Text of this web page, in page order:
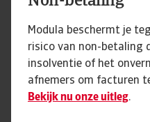
Modula beschermt je
risico van non-betaling
insolventie of het
afnemers om facturen
Bekijk nu onze uitleg.